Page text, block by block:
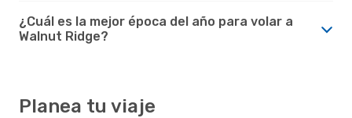
¿Cuál es la mejor época del año para volar a
Walnut Ridge?
Planea tu viaje